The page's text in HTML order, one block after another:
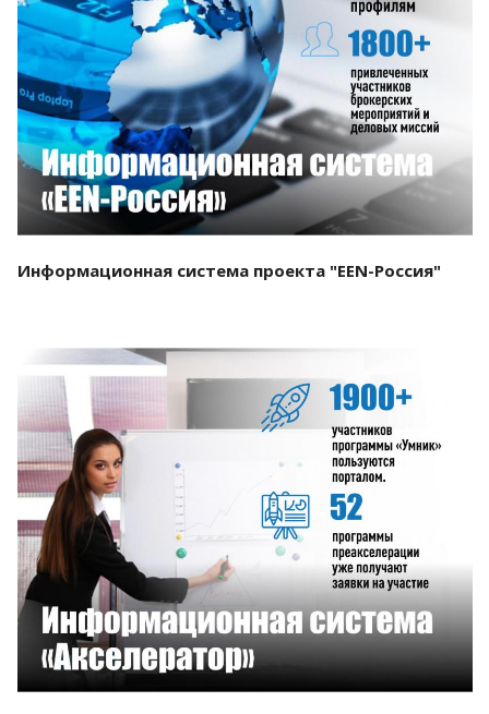
Смотреть проект
Информационная система проекта "EEN-Россия"
Смотреть проект